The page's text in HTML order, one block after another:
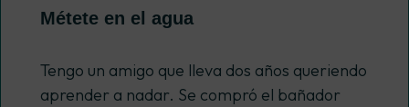
Métete en el agua
Tengo un amigo que lleva dos años queriendo
aprender a nadar. Se compró el bañador